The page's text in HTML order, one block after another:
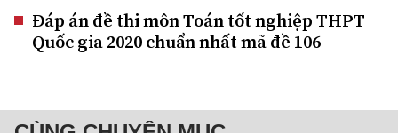
Đáp án đề thi môn Toán tốt nghiệp THPT
Quốc gia 2020 chuẩn nhất mã đề 106